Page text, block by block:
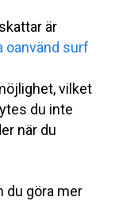
är
oanvänd surf
vilket
du inte
när du
du göra mer